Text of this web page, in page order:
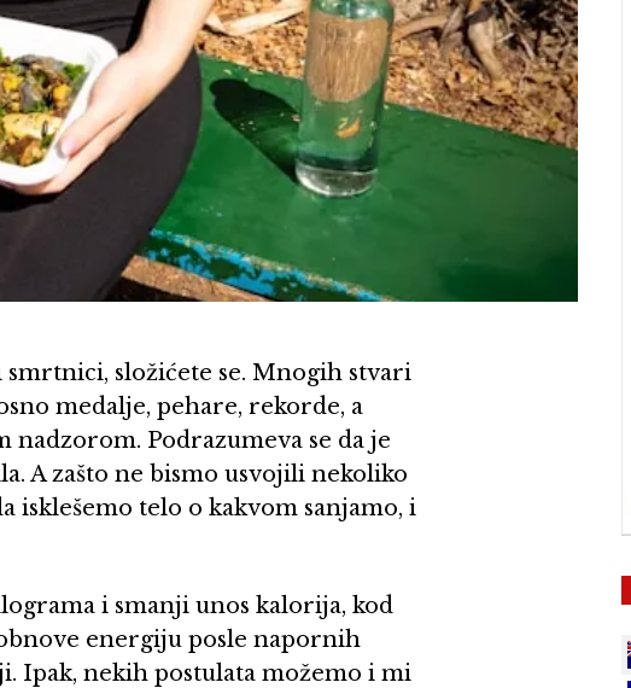
složićete se. Mnogih stvari
medalje, pehare, rekorde, a
Podrazumeva se da je
A zašto ne bismo usvojili nekoliko
isklešemo telo o kakvom sanjamo, i
i smanji unos kalorija, kod
energiju posle napornih
Ipak, nekih postulata možemo i mi